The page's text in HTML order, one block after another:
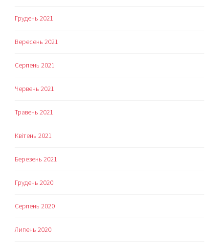
Грудень 2021
Вересень 2021
Серпень 2021
Червень 2021
Травень 2021
Квітень 2021
Березень 2021
Грудень 2020
Серпень 2020
Липень 2020